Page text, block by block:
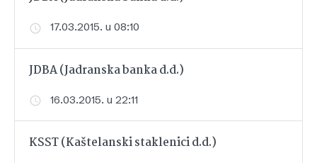
17.03.2015. u 08:10
JDBA (Jadranska banka d.d.)
16.03.2015. u 22:11
KSST (Kaštelanski staklenici d.d.)